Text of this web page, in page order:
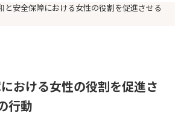
と安全保障における女性の役割を促進させる
おける女性の役割を促進さ
行動